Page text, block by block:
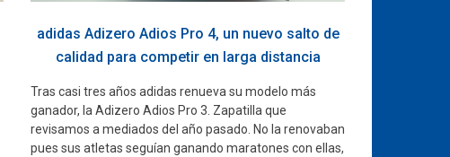
adidas Adizero Adios Pro 4, un nuevo salto de
calidad para competir en larga distancia
Tras casi tres años adidas renueva su modelo más
ganador, la Adizero Adios Pro 3. Zapatilla que
revisamos a mediados del año pasado. No la renovaban
pues sus atletas seguían ganando maratones con ellas,